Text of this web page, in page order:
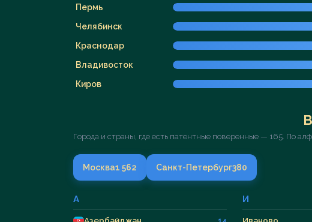
Пермь
Челябинск
Краснодар
Владивосток
Киров
Города и страны, где есть патентные поверенные — 165. По
Москва1 562 Санкт-Петербург380
А И